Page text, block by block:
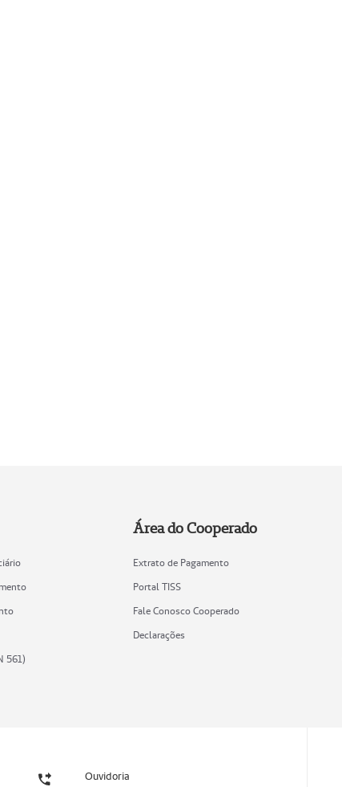
561)
Área do Cooperado
Extrato de Pagamento
Portal TISS
Fale Conosco Cooperado
Declarações
Ouvidoria